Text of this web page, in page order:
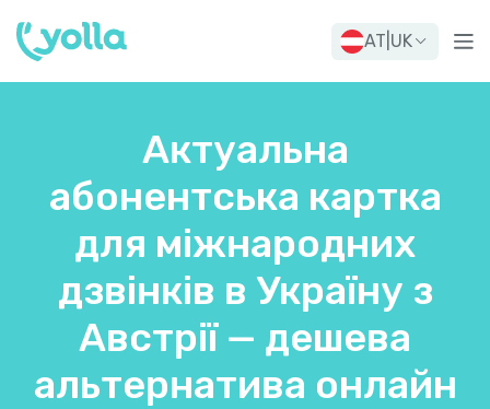
AT UK
Актуальна
абонентська картка
для міжнародних
дзвінків в Україну з
Австрії — дешева
альтернатива онлайн